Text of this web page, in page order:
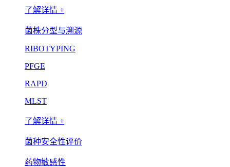
了解详情 +
菌株分型与溯源
RIBOTYPING
PFGE
RAPD
MLST
了解详情 +
菌种安全性评价
药物敏感性